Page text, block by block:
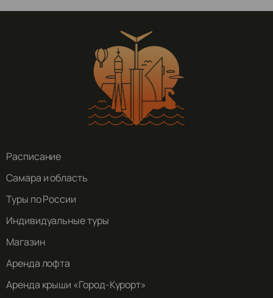
Расписание
Самара и область
Туры по России
Индивидуальные туры
Магазин
Аренда лофта
Аренда крыши «Город-Курорт»